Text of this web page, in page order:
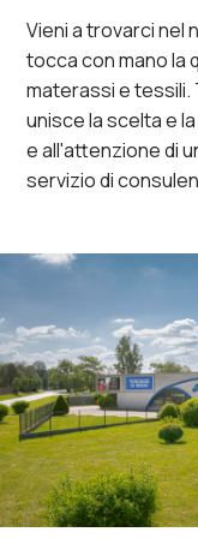
Vieni a trovarci nel
tocca con mano la
materassi e tessili.
unisce la scelta e
e all'attenzione di
servizio di